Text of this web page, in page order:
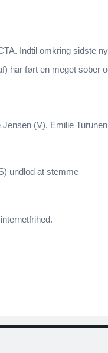
Indtil omkring sidste
har ført en meget sober
(V), Emilie
undlod at stemme